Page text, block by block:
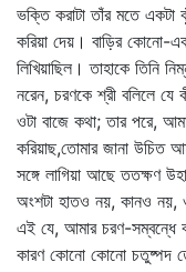
ভক্তি করাটা তাঁর মতে একটা
করিয়া দেয়। বাড়ির কোনো-
লিখিয়াছিল। তাহাকে তিনি
নরেন, চরণকে শ্রী বলিলে
ওটা বাজে কথা; তার পরে,
করিয়াছ,তোমার জানা উচিত
সঙ্গে লাগিয়া আছে ততক্ষণ
অংশটা হাতও নয়, কানও নয়,
এই যে, আমার চরণ-সম্বন্ধে
কারণ কোনো কোনো চতুষ্পদ